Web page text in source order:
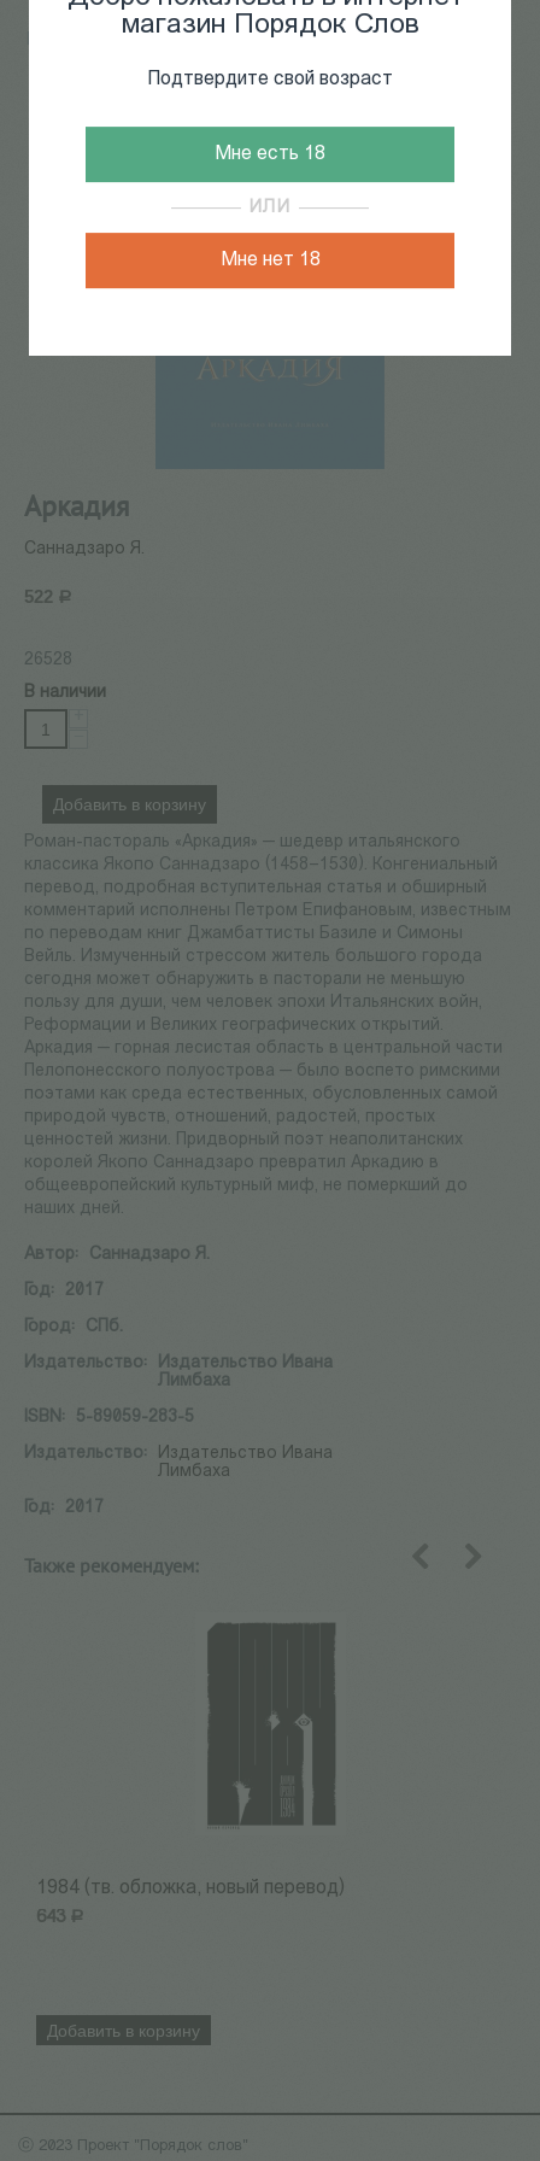
магазин Порядок Слов
Подтвердите свой возраст
Мне есть 18
ИЛИ
Мне нет 18
художественная литература
Аркадия
Саннадзаро Я.
522 Р
26528
В наличии
Добавить в корзину
Роман-пастораль «Аркадия» — шедевр итальянского
классика Якопо Cаннадзаро (1458–1530). Конгениальный
перевод, подробная вступительная статья и обширный
комментарий исполнены Петром Епифановым, известным
по переводам книг Джамбаттисты Базиле и Симоны
Вейль. Измученный стрессом житель большого города
сегодня может обнаружить в пасторали не меньшую
пользу для души, чем человек эпохи Итальянских войн,
Реформации и Великих географических открытий.
Аркадия — горная лесистая область в центральной части
Пелопонесского полуострова — было воспето римскими
поэтами как среда естественных, обусловленных самой
природой чувств, отношений, радостей, простых
ценностей жизни. Придворный поэт неаполитанских
королей Якопо Саннадзаро превратил Аркадию в
общеевропейский культурный миф, не померкший до
наших дней.
Автор:
Саннадзаро Я.
Год:
2017
Город:
СПб.
Издательство:
Издательство Ивана
Лимбаха
ISBN:
5-89059-283-5
Издательство:
Издательство Ивана
Лимбаха
Год:
2017
Также рекомендуем:
1984 (тв. обложка, новый перевод)
643 Р
Добавить в корзину
ⓒ 2023 Проект "Порядок слов"